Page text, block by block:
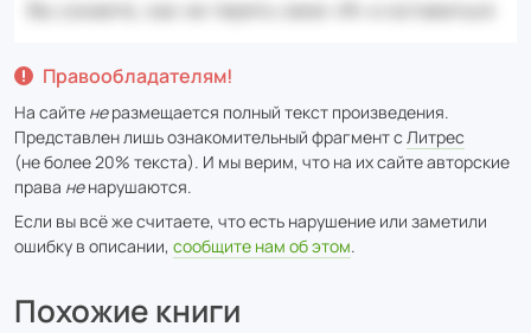
Правообладателям!
На сайте неразмещается полный текст произведения.
Представлен лишь ознакомительный фрагмент с Литрес
(не более 20% текста). И мы верим, что на их сайте авторские
права ненарушаются.
Если вы всё же считаете, что есть нарушение или заметили
ошибку в описании, сообщите нам об этом.
Похожие книги